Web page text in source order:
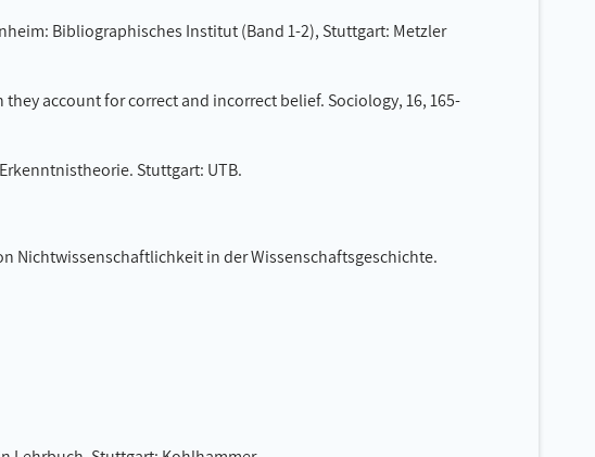
Bibliographisches Institut (Band 1-2), Stuttgart: Metzler
account for correct and incorrect belief. Sociology, 16, 165-
Stuttgart: UTB.
Nichtwissenschaftlichkeit in der Wissenschaftsgeschichte.